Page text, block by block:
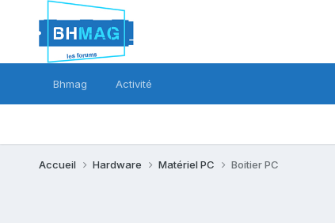
Bhmag Activité
Accueil Hardware Matériel PC Boitier PC